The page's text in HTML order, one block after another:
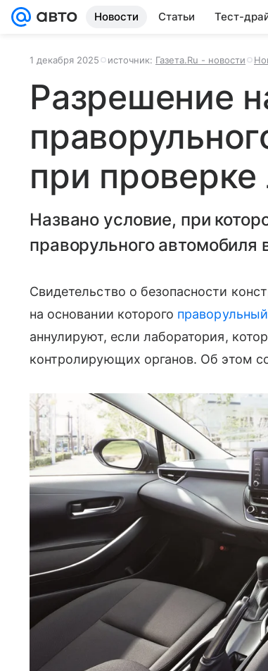
Новости Статьи Тест-
1 декабря 2025 источник: Газета.Ru - новости
Разрешение
при
Названо условие, при
праворульного автомобиля
Свидетельство о безопасности
на основании которого
аннулируют, если лаборатория,
контролирующих органов. Об этом